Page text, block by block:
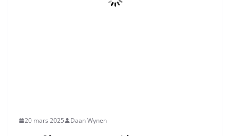
20 mars 2025 Daan Wynen